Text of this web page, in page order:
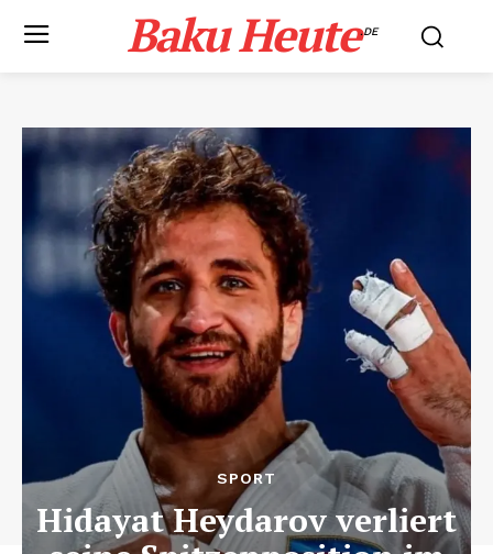
Baku Heute.DE
SPORT
Hidayat Heydarov verliert